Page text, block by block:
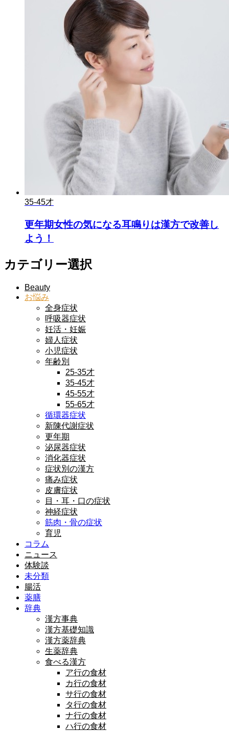
35-45才
更年期女性の気になる耳鳴りは漢方で改善し
よう！
カテゴリー選択
Beauty
お悩み
全身症状
呼吸器症状
妊活・妊娠
婦人症状
小児症状
年齢別
25-35才
35-45才
45-55才
55-65才
循環器症状
新陳代謝症状
更年期
泌尿器症状
消化器症状
症状別の漢方
痛み症状
皮膚症状
目・耳・口の症状
神経症状
筋肉・骨の症状
育児
コラム
ニュース
体験談
未分類
腸活
薬膳
辞典
漢方事典
漢方基礎知識
漢方薬辞典
生薬辞典
食べる漢方
ア行の食材
カ行の食材
サ行の食材
タ行の食材
ナ行の食材
ハ行の食材